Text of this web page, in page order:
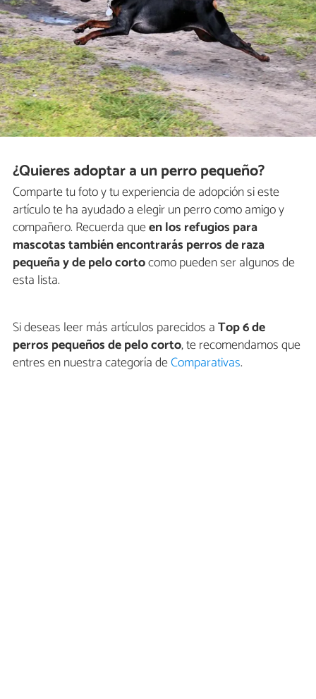
¿Quieres adoptar a un perro pequeño?
Comparte tu foto y tu experiencia de adopción si este
artículo te ha ayudado a elegir un perro como amigo y
compañero. Recuerda queen los refugios para
mascotas también encontrarás perros de raza
pequeña y de pelo cortocomo pueden ser algunos de
esta lista.
Si deseas leer más artículos parecidos aTop 6 de
perros pequeños de pelo corto, te recomendamos que
entres en nuestra categoría deComparativas.